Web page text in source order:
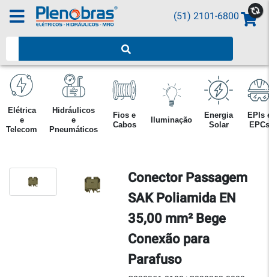
(51) 2101-6800
Elétrica
e
Telecom
Hidráulicos
e
Pneumáticos
Fios e
Cabos
Iluminação
Energia
Solar
EPIs
EPCs
Conector Passagem
SAK Poliamida EN
35,00 mm² Bege
Conexão para
Parafuso